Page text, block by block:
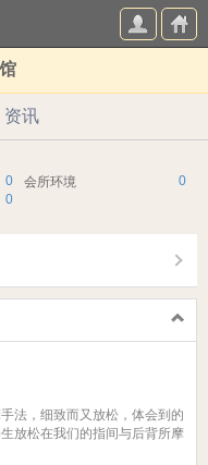
资讯
0 0
会所环境
0
法，细致而又放松，体会到的
放松在我们的指间与后背所摩